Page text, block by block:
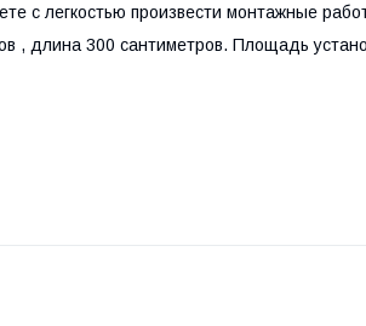
с легкостью произвести монтажные
, длина 300 сантиметров. Площадь